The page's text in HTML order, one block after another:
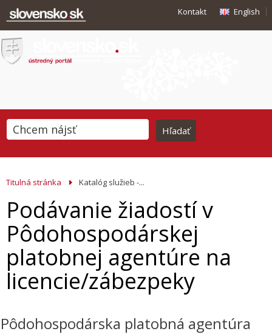
Kontakt English
Titulná stránka Katalóg služieb -...
Podávanie žiadostí v
Pôdohospodárskej
platobnej agentúre na
licencie/zábezpeky
Pôdohospodárska platobná agentúra